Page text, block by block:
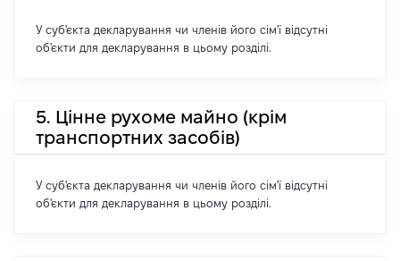
У суб'єкта декларування чи членів його сім'ї відсутні
об'єкти для декларування в цьому розділі.
5. Цінне рухоме майно (крім
транспортних засобів)
У суб'єкта декларування чи членів його сім'ї відсутні
об'єкти для декларування в цьому розділі.